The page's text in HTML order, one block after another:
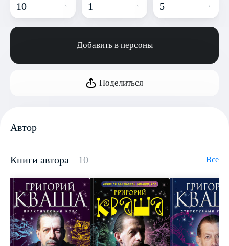
10 1 5
Добавить в персоны
Поделиться
Автор
Книги автора 10 Все